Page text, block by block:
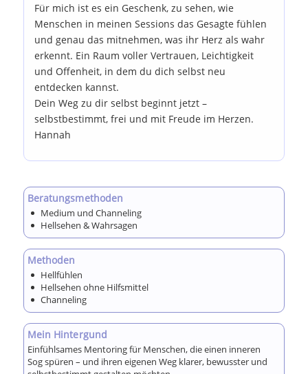
Für mich ist es ein Geschenk, zu sehen, wie
Menschen in meinen Sessions das Gesagte fühlen
und genau das mitnehmen, was ihr Herz als wahr
erkennt. Ein Raum voller Vertrauen, Leichtigkeit
und Offenheit, in dem du dich selbst neu
entdecken kannst.
Dein Weg zu dir selbst beginnt jetzt –
selbstbestimmt, frei und mit Freude im Herzen.
Hannah
Beratungsmethoden
Medium und Channeling
Hellsehen & Wahrsagen
Methoden
Hellfühlen
Hellsehen ohne Hilfsmittel
Channeling
Mein Hintergund
Einfühlsames Mentoring für Menschen, die einen inneren
Sog spüren – und ihren eigenen Weg klarer, bewusster und